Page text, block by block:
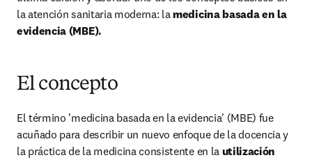
la atención sanitaria moderna: la medicina basada en la
evidencia (MBE).
El concepto
El término 'medicina basada en la evidencia' (MBE) fue
acuñado para describir un nuevo enfoque de la docencia y
la práctica de la medicina consistente en la utilización